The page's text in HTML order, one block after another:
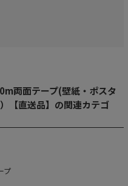
両面テープ(壁紙・ポスタ
【直送品】の関連カテゴ
プ